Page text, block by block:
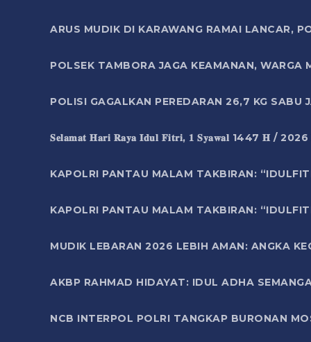
ARUS MUDIK DI KARAWANG RAMAI LANCAR,
POLSEK TAMBORA JAGA KEAMANAN, WARGA
POLISI GAGALKAN PEREDARAN 26,7 KG
𝐒𝐞𝐥𝐚𝐦𝐚𝐭 𝐇𝐚𝐫𝐢 𝐑𝐚𝐲𝐚 𝐈𝐝𝐮𝐥 𝐅𝐢𝐭𝐫𝐢, 𝟏 𝐒𝐲𝐚𝐰𝐚𝐥 1447 𝐇 /
KAPOLRI PANTAU MALAM TAKBIRAN:
KAPOLRI PANTAU MALAM TAKBIRAN:
MUDIK LEBARAN 2026 LEBIH AMAN: ANGKA
AKBP RAHMAD HIDAYAT: IDUL ADHA
NCB INTERPOL POLRI TANGKAP BURONAN